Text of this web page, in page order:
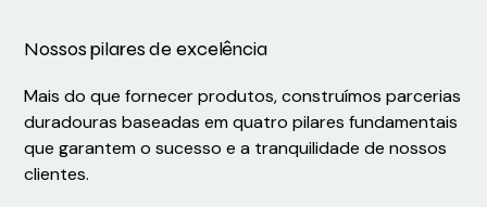
Nossos pilares de excelência
Mais do que fornecer produtos, construímos parcerias
duradouras baseadas em quatro pilares fundamentais
que garantem o sucesso e a tranquilidade de nossos
clientes.